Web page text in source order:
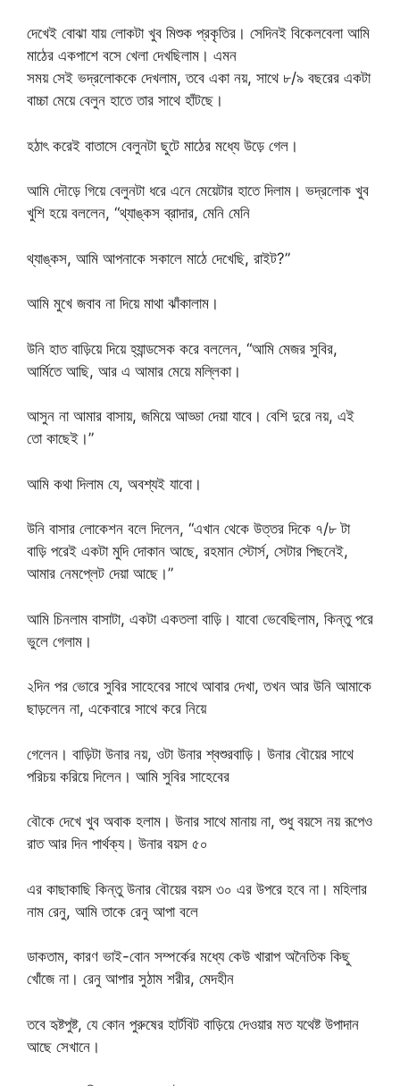
দেখেই বোঝা যায় লোকটা খুব মিশুক প্রকৃতির। সেদিনই বিকেলবেলা আমি
মাঠের একপাশে বসে খেলা দেখছিলাম। এমন
সময় সেই ভদ্রলোককে দেখলাম, তবে একা নয়, সাথে ৮/৯ বছরের একটা
বাচ্চা মেয়ে বেলুন হাতে তার সাথে হাঁটছে।
হঠাৎ করেই বাতাসে বেলুনটা ছুটে মাঠের মধ্যে উড়ে গেল।
আমি দৌড়ে গিয়ে বেলুনটা ধরে এনে মেয়েটার হাতে দিলাম। ভদ্রলোক খুব
খুশি হয়ে বললেন, “থ্যাঙ্কস ব্রাদার, মেনি মেনি
থ্যাঙ্কস, আমি আপনাকে সকালে মাঠে দেখেছি, রাইট?”
আমি মুখে জবাব না দিয়ে মাথা ঝাঁকালাম।
উনি হাত বাড়িয়ে দিয়ে হ্যান্ডসেক করে বললেন, “আমি মেজর সুবির,
আর্মিতে আছি, আর এ আমার মেয়ে মল্লিকা।
আসুন না আমার বাসায়, জমিয়ে আড্ডা দেয়া যাবে। বেশি দুরে নয়, এই
তো কাছেই।”
আমি কথা দিলাম যে, অবশ্যই যাবো।
উনি বাসার লোকেশন বলে দিলেন, “এখান থেকে উত্তর দিকে ৭/৮ টা
বাড়ি পরেই একটা মুদি দোকান আছে, রহমান স্টোর্স, সেটার পিছনেই,
আমার নেমপ্লেট দেয়া আছে।”
আমি চিনলাম বাসাটা, একটা একতলা বাড়ি। যাবো ভেবেছিলাম, কিন্তু পরে
ভুলে গেলাম।
২দিন পর ভোরে সুবির সাহেবের সাথে আবার দেখা, তখন আর উনি আমাকে
ছাড়লেন না, একেবারে সাথে করে নিয়ে
গেলেন। বাড়িটা উনার নয়, ওটা উনার শ্বশুরবাড়ি। উনার বৌয়ের সাথে
পরিচয় করিয়ে দিলেন। আমি সুবির সাহেবের
বৌকে দেখে খুব অবাক হলাম। উনার সাথে মানায় না, শুধু বয়সে নয় রূপেও
রাত আর দিন পার্থক্য। উনার বয়স ৫০
এর কাছাকাছি কিন্তু উনার বৌয়ের বয়স ৩০ এর উপরে হবে না। মহিলার
নাম রেনু, আমি তাকে রেনু আপা বলে
ডাকতাম, কারণ ভাই-বোন সম্পর্কের মধ্যে কেউ খারাপ অনৈতিক কিছু
খোঁজে না। রেনু আপার সুঠাম শরীর, মেদহীন
তবে হৃষ্টপুষ্ট, যে কোন পুরুষের হার্টবিট বাড়িয়ে দেওয়ার মত যথেষ্ট উপাদান
আছে সেখানে।